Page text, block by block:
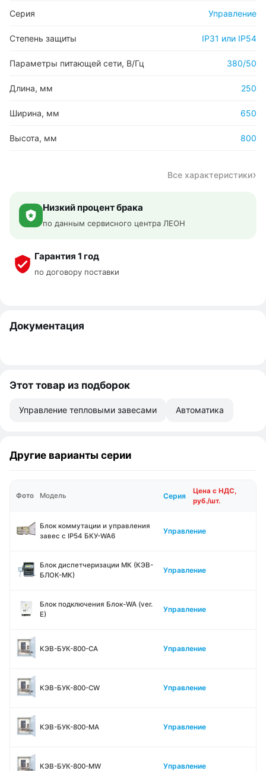
Серия Управление
Степень защиты IP31 или IP54
Параметры питающей сети, В/Гц 380/50
Длина, мм 250
Ширина, мм 650
Высота, мм 800
Все характеристики
Низкий процент брака
по данным сервисного центра ЛЕОН
Гарантия 1 год
по договору поставки
Документация
Этот товар из подборок
Управление тепловыми завесами Автоматика
Другие варианты серии
Фото Модель Серия
Цена с НДС,
руб./шт.
Блок коммутации и управления
завес с IP54 БКУ-WA6
Управление
Блок диспетчеризации МК (КЭВ-
БЛОК-МК)
Управление
Блок подключения Блок-WA (ver.
E)
Управление
КЭВ-БУК-800-CA Управление
КЭВ-БУК-800-CW Управление
КЭВ-БУК-800-MA Управление
КЭВ-БУК-800-MW Управление